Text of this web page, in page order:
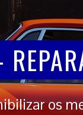
os